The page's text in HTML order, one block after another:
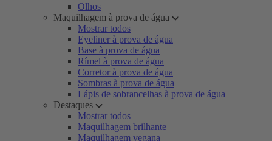
Olhos
Maquilhagem à prova de água
Mostrar todos
Eyeliner à prova de água
Base à prova de água
Rímel à prova de água
Corretor à prova de água
Sombras à prova de água
Lápis de sobrancelhas à prova de água
Destaques
Mostrar todos
Maquilhagem brilhante
Maquilhagem vegana